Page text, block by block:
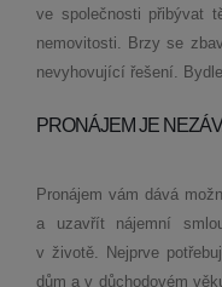
ve společnosti přibývat
nemovitosti. Brzy se
nevyhovující řešení.
PRONÁJEM JE
Pronájem vám dává
a uzavřít nájemní
v životě. Nejprve
dům a v důchodovém